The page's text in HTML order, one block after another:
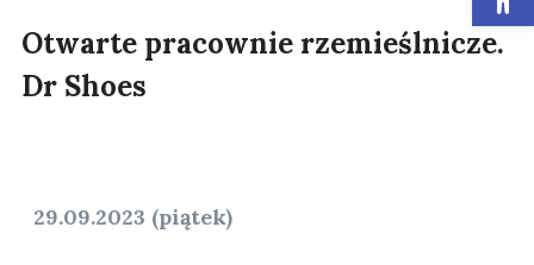
Otwarte pracownie rzemieślnicze.
Dr Shoes
29.09.2023 (piątek)